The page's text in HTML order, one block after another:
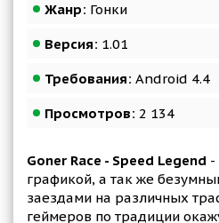
Жанр: Гонки
Версия: 1.01
Требования: Android 4.4
Просмотров: 2 134
Goner Race - Speed Legend -
графикой, а так же
заездами на различных
геймеров по традиции